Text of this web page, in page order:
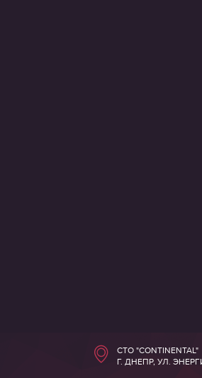
СТО "CONTINENTAL"
Г. ДНЕПР, УЛ.